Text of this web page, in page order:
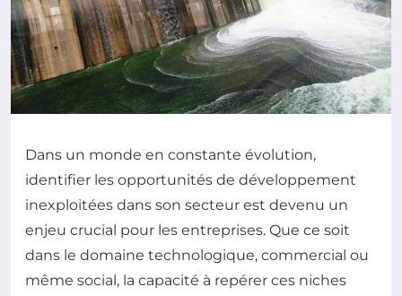
Dans un monde en constante évolution,
identifier les opportunités de développement
inexploitées dans son secteur est devenu un
enjeu crucial pour les entreprises. Que ce soit
dans le domaine technologique, commercial ou
même social, la capacité à repérer ces niches